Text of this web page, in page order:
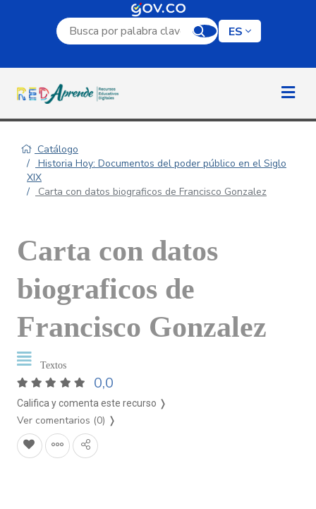
Campo de búsqueda por palabra clave
ES
Catálogo
Historia Hoy: Documentos del poder público en el Siglo
XIX
Carta con datos biograficos de Francisco Gonzalez
Carta con datos
biograficos de
Francisco Gonzalez
Textos
0,0
Califica y comenta este recurso ❭
Ver comentarios (0) ❭